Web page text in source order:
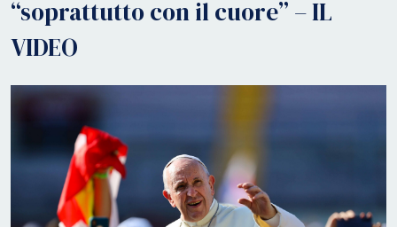
“soprattutto con il cuore” – IL
VIDEO